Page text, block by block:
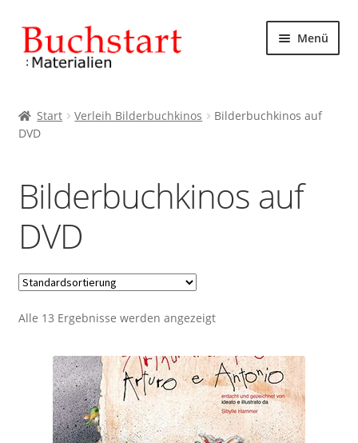
Zur
Navigation
springen
Zum
Inhalt
springen
Menü
AGB
Impressum
Versandkosten
Warenkorb
Start Verleih Bilderbuchkinos
Bilderbuchkinos auf
DVD
Bilderbuchkinos auf
DVD
Alle 13 Ergebnisse werden angezeigt